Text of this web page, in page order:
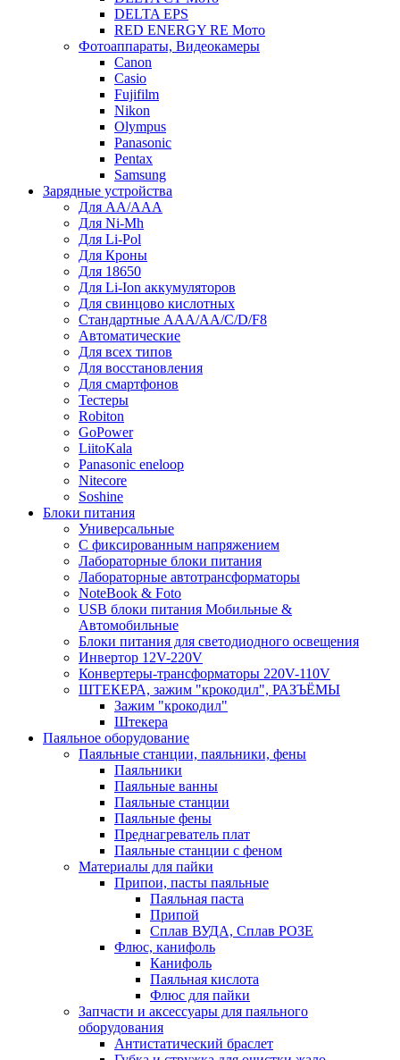
DELTA EPS
RED ENERGY RE Мото
Фотоаппараты, Видеокамеры
Canon
Casio
Fujifilm
Nikon
Olympus
Panasonic
Pentax
Samsung
Зарядные устройства
Для AA/AAA
Для Ni-Mh
Для Li-Pol
Для Кроны
Для 18650
Для Li-Ion аккумуляторов
Для свинцово кислотных
Стандартные ААА/АА/С/D/F8
Автоматические
Для всех типов
Для восстановления
Для смартфонов
Тестеры
Robiton
GoPower
LiitoKala
Panasonic eneloop
Nitecore
Soshine
Блоки питания
Универсальные
C фиксированным напряжением
Лабораторные блоки питания
Лабораторные автотрансформаторы
NoteBook & Foto
USB блоки питания Мобильные &
Автомобильные
Блоки питания для светодиодного освещения
Инвертор 12V-220V
Конвертеры-трансформаторы 220V-110V
ШТЕКЕРА, зажим "крокодил", РАЗЪЁМЫ
Зажим "крокодил"
Штекера
Паяльное оборудование
Паяльные станции, паяльники, фены
Паяльники
Паяльные ванны
Паяльные станции
Паяльные фены
Преднагреватель плат
Паяльные станции с феном
Материалы для пайки
Припои, пасты паяльные
Паяльная паста
Припой
Сплав ВУДА, Сплав РОЗЕ
Флюс, канифоль
Канифоль
Паяльная кислота
Флюс для пайки
Запчасти и аксессуары для паяльного
оборудования
Антистатический браслет